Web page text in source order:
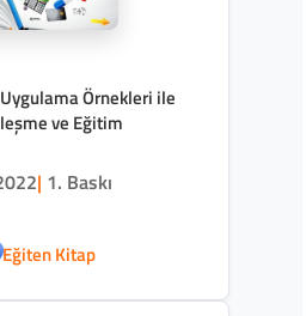
Örnekleri ile
ve Eğitim
| 1. Baskı
Eğiten Kitap